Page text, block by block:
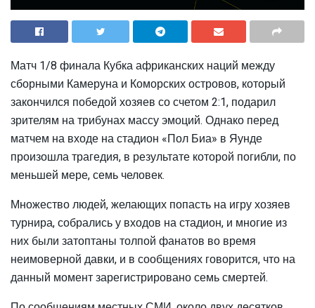
Матч 1/8 финала Кубка африканских наций между
сборными Камеруна и Коморских островов, который
закончился победой хозяев со счетом 2:1, подарил
зрителям на трибунах массу эмоций. Однако перед
матчем на входе на стадион «Пол Биа» в Яунде
произошла трагедия, в результате которой погибли, по
меньшей мере, семь человек.
Множество людей, желающих попасть на игру хозяев
турнира, собрались у входов на стадион, и многие из
них были затоптаны толпой фанатов во время
неимоверной давки, и в сообщениях говорится, что на
данный момент зарегистрировано семь смертей.